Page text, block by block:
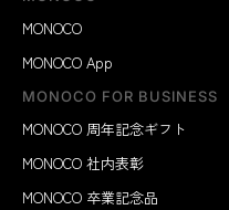
MONOCO
MONOCO App
MONOCO FOR BUSINESS
MONOCO 周年記念ギフト
MONOCO 社内表彰
MONOCO 卒業記念品